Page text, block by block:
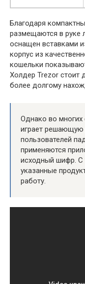
Благодаря
размещаются в руке
оснащен вставками
корпус из
кошельки
Холдер Trezor стоит
более долгому
Однако во многих
играет решающую
пользователей
применяются
исходный шифр. С
указанные
работу.